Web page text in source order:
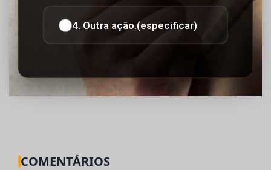
4. Outra ação.(especificar)
COMENTÁRIOS